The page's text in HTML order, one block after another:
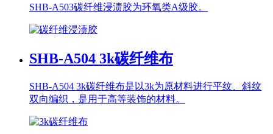
SHB-A503碳纤维浸渍胶为环氧类A级胶。
SHB-A504 3k碳纤维布
SHB-A504 3k碳纤维布是以3k为原材料进行平纹、斜纹
双向编织，是用于高等装饰的材料。